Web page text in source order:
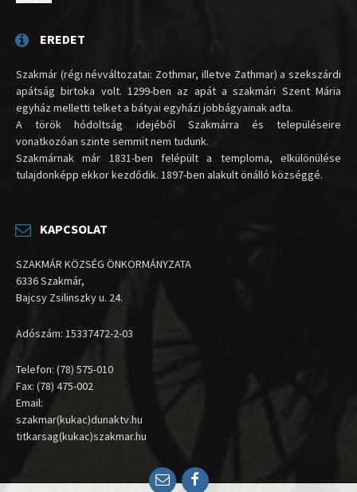
EREDET
Szakmár (régi névváltozatai: Zothmar, illetve Zathmar) a szekszárdi
apátság birtoka volt. 1299-ben az apát a szakmári Szent Mária
egyház melletti telket a bátyai egyházi jobbágyainak adta.
A török hódoltság idejéből Szakmárra és településeire
vonatkozóan szinte semmit nem tudunk.
Szakmárnak már 1831-ben felépült a temploma, elkülönülése
tulajdonképp ekkor kezdődik. 1897-ben alakult önálló községgé.
KAPCSOLAT
SZAKMÁR KÖZSÉG ÖNKORMÁNYZATA
6336 Szakmár,
Bajcsy Zsilinszky u. 24.
Adószám: 15337472-2-03
Telefon: (78) 575-010
Fax: (78) 475-002
Email:
szakmar(kukac)dunaktv.hu
titkarsag(kukac)szakmar.hu
EmailFacebook